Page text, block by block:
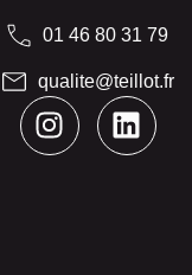
01 46 80 31 79
qualite@teillot.fr